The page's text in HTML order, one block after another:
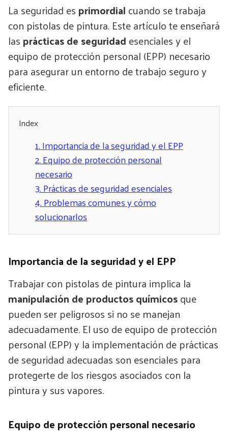
La seguridad esprimordialcuando se trabaja
con pistolas de pintura. Este artículo te enseñará
lasprácticas de seguridadesenciales y el
equipo de protección personal (EPP) necesario
para asegurar un entorno de trabajo seguro y
eficiente.
Index
1.Importancia de la seguridad y el EPP
2.Equipo de protección personal
necesario
3.Prácticas de seguridad esenciales
4.Problemas comunes y cómo
solucionarlos
Importancia de la seguridad y el EPP
Trabajar con pistolas de pintura implica la
manipulación de productos químicosque
pueden ser peligrosos si no se manejan
adecuadamente. El uso de equipo de protección
personal (EPP) y la implementación de prácticas
de seguridad adecuadas son esenciales para
protegerte de los riesgos asociados con la
pintura y sus vapores.
Equipo de protección personal necesario